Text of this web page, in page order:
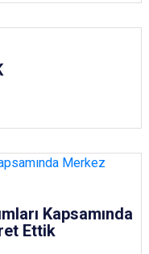
Kapsamında
Ettik